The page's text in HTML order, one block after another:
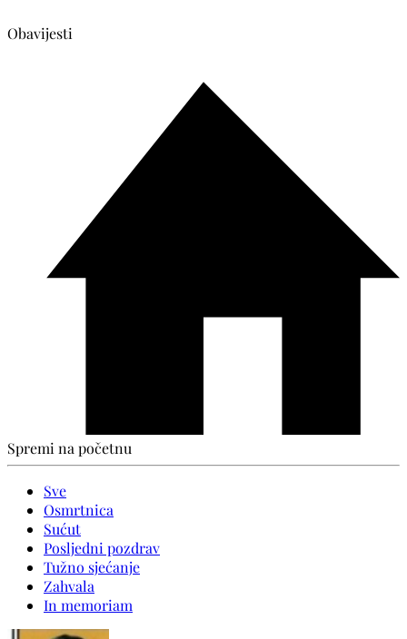
Obavijesti
Spremi na početnu
Sve
Osmrtnica
Sućut
Posljedni pozdrav
Tužno sjećanje
Zahvala
In memoriam